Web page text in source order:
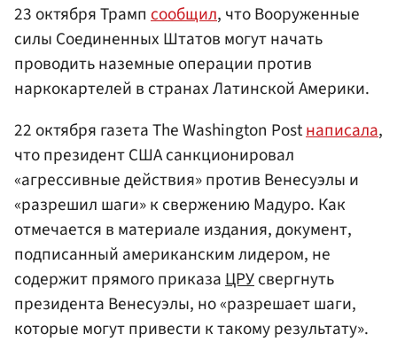
23 октября Трамп сообщил, что Вооруженные
силы Соединенных Штатов могут начать
проводить наземные операции против
наркокартелей в странах Латинской Америки.
22 октября газета The Washington Postнаписала,
что президент США санкционировал
«агрессивные действия» против Венесуэлы и
«разрешил шаги» к свержению Мадуро. Как
отмечается в материале издания, документ,
подписанный американским лидером, не
содержит прямого приказаЦРУсвергнуть
президента Венесуэлы, но «разрешает шаги,
которые могут привести к такому результату».